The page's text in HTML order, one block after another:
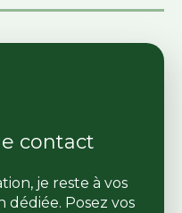
contact
je reste à vos
dédiée. Posez vos